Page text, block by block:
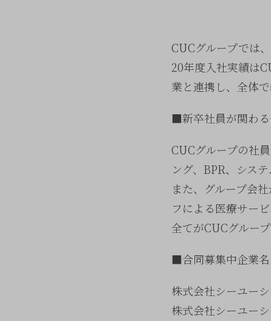
CUCグループでは
20年度入社実績は
業と連携し、全体
■新卒社員が関わ
CUCグループの社
ング、BPR、シス
また、グループ会
フによる医療サー
全てがCUCグルー
■合同募集中企業名
株式会社シーユー
株式会社シーユー